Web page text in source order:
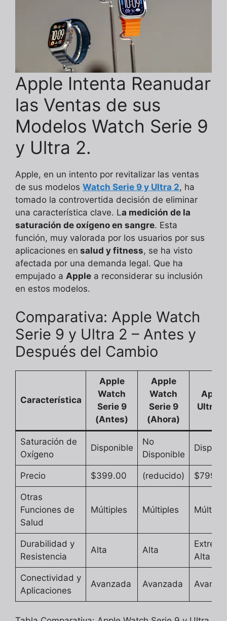
Apple Intenta Reanudar
las Ventas de sus
Modelos Watch Serie 9
y Ultra 2.
Apple, en un intento por revitalizar las ventas
de sus modelos Watch Serie 9 y Ultra 2, ha
tomado la controvertida decisión de eliminar
una característica clave. La medición de la
saturación de oxígeno en sangre. Esta
función, muy valorada por los usuarios por sus
aplicaciones en salud y fitness, se ha visto
afectada por una demanda legal. Que ha
empujado a Apple a reconsiderar su inclusión
en estos modelos.
Comparativa: Apple Watch
Serie 9 y Ultra 2 – Antes y
Después del Cambio
Característica
Apple
Watch
Serie 9
(Antes)
Apple
Watch
Serie 9
(Ahora)
Ultra
Saturación de
Oxígeno
Disponible
No
Disponible
Precio $399.00 (reducido)
Otras
Funciones de
Salud
Múltiples Múltiples
Durabilidad y
Resistencia
Alta Alta
Alta
Conectividad y
Aplicaciones
Avanzada Avanzada